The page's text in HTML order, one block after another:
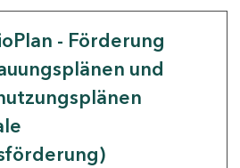
- Förderung
und